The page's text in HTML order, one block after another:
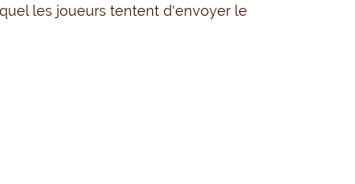
les joueurs tentent d'envoyer le